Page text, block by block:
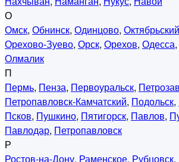
О
Омск, Обнинск, Одинцово, Октябрьский
Орехово-Зуево, Орск, Орехов, Одесса,
Олмалик
П
Пермь, Пенза, Первоуральск,
Петропавловск-Камчатский, Подольск,
Псков, Пушкино, Пятигорск, Павлов,
Павлодар, Петропавловск
Р
Ростов-на-Дону, Раменское, Рубцовск,